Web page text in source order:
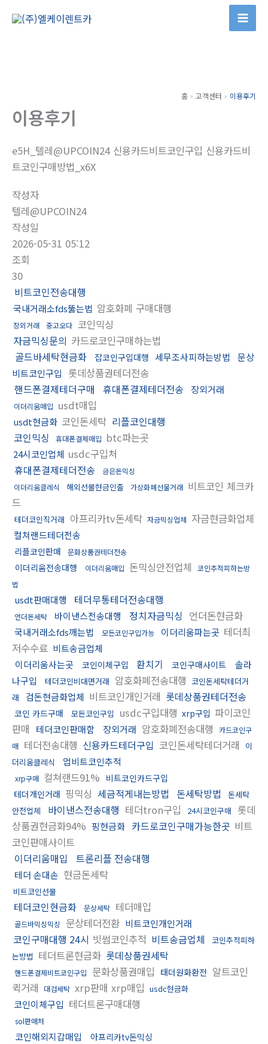
홈 고객센터 이용후기
이용후기
e5H_텔레@UPCOIN24 신용카드비트코인구입 신용카드비
트코인구매방법_x6X
작성자
텔레@UPCOIN24
작성일
2026-05-31 05:12
조회
30
비트코인전송대행
국내거래소fds뚫는법 암호화폐 구매대행
장외거래 중고오다 코인믹싱
자금믹싱문의 카드로코인구매하는법
골드바세탁현금화
잡코인구입대행 세무조사피하는방법
문상
비트코인구입
롯데상품권테더전송
핸드폰결제테더구매
휴대폰결제테더전송 장외거래
이더리움매입 usdt매입
usdt현금화 코인돈세탁 리플코인대행
코인믹싱
휴대폰결제매입 btc파는곳
24시코인업체 usdc구입처
휴대폰결제테더전송
금은돈믹싱
이더리움클레식
해외선물현금인출 가상화폐선물거래 비트코인 체크카
드
테더코인직거래 아프리카tv돈세탁 자금믹싱업체 자금현금화업체
컬쳐랜드테더전송
리플코인판매 문화상품권테더전송
이더리움전송대행 이더리움매입 돈믹싱안전업체
코인추적피하는방
법
usdt판매대행 테더무통테더전송대행
언더돈세탁 바이낸스전송대행 정치자금믹싱 언더돈현금화
국내거래소fds깨는법 모든코인구입가능 이더리움파는곳 테더최
저수수료 비트송금업체
이더리움사는곳
코인이체구입 환치기 코인구매사이트
솔라
나구입
테더코인비대면거래 암호화폐전송대행 코인돈세탁테더거
래
검돈현금화업체 비트코인개인거래 롯데상품권테더전송
코인 카드구매 모든코인구입 usdc구입대행 xrp구입 파이코인
판매
테더코인판매함 장외거래 암호화폐전송대행
카드코인구
매 테더전송대행 신용카드테더구입 코인돈세탁테더거래
이
더리움클레식
업비트코인추적
xrp구매 컬쳐랜드91% 비트코인카드구입
테더개인거래 핑믹싱 세금적게내는방법 돈세탁방법
돈세탁
안전업체
바이낸스전송대행 테더tron구입 24시코인구매
롯데
상품권현금화94% 핑현금화 카드로코인구매가능한곳 비트
코인판매사이트
이더리움매입
트론리플 전송대행
테더 손대손 현금돈세탁
비트코인선물
테더코인현금화 문상세탁 테더매입
골드바믹싱믹싱 문상테더전환 비트코인개인거래
코인구매대행 24시 빗썸코인추적 비트송금업체
코인추적피하
는방법 테더트론현금화 롯데상품권세탁
핸드폰결제비트코인구입 문화상품권매입 태더원화환전 알트코인
퀵거래
대검세탁 xrp판매 xrp매입 usdc현금화
코인이체구입 테더트론구매대행
sol판매처
코인해외지갑매입 아프리카tv돈믹싱